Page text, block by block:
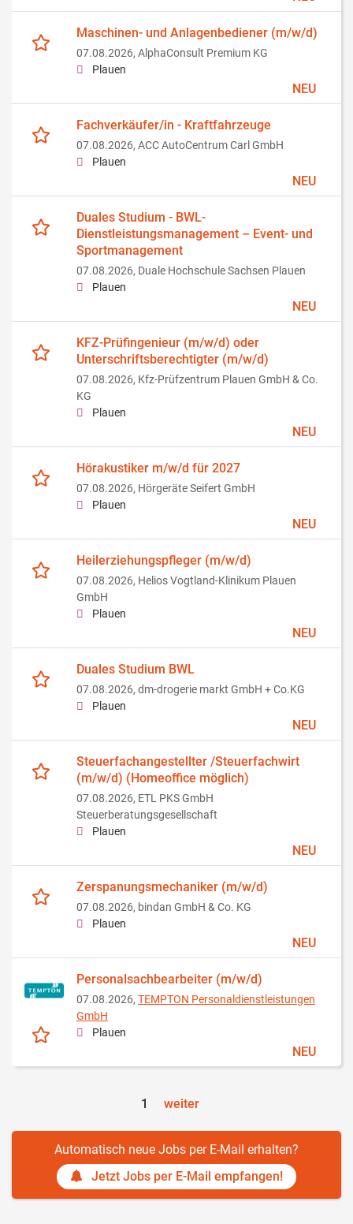
Maschinen- und Anlagenbediener (m/w/d)
07.08.2026, AlphaConsult Premium KG
Plauen
NEU
Fachverkäufer/in - Kraftfahrzeuge
07.08.2026, ACC AutoCentrum Carl GmbH
Plauen
NEU
Duales Studium - BWL-
Dienstleistungsmanagement – Event- und
Sportmanagement
07.08.2026, Duale Hochschule Sachsen Plauen
Plauen
NEU
KFZ-Prüfingenieur (m/w/d) oder
Unterschriftsberechtigter (m/w/d)
07.08.2026, Kfz-Prüfzentrum Plauen GmbH & Co.
KG
Plauen
NEU
Hörakustiker m/w/d für 2027
07.08.2026, Hörgeräte Seifert GmbH
Plauen
NEU
Heilerziehungspfleger (m/w/d)
07.08.2026, Helios Vogtland-Klinikum Plauen
GmbH
Plauen
NEU
Duales Studium BWL
07.08.2026, dm-drogerie markt GmbH + Co.KG
Plauen
NEU
Steuerfachangestellter /Steuerfachwirt
(m/w/d) (Homeoffice möglich)
07.08.2026, ETL PKS GmbH
Steuerberatungsgesellschaft
Plauen
NEU
Zerspanungsmechaniker (m/w/d)
07.08.2026, bindan GmbH & Co. KG
Plauen
NEU
Personalsachbearbeiter (m/w/d)
07.08.2026, TEMPTON Personaldienstleistungen
GmbH
Plauen
NEU
1 weiter
Automatisch neue Jobs per E-Mail erhalten?
Jetzt Jobs per E-Mail empfangen!